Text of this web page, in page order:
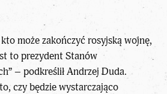
może zakończyć rosyjską wojnę,
to prezydent Stanów
– podkreślił Andrzej Duda.
czy będzie wystarczająco